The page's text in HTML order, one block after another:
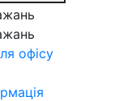
офісу